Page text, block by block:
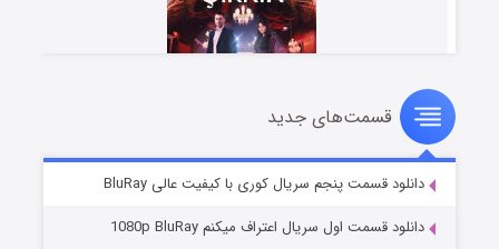
سریال زشت
قسمت۵ (زیرنویس) منتشر شد
قسمت‌های جدید
دانلود قسمت پنجم سریال کوری با کیفیت عالی BluRay
دانلود قسمت اول سریال اعتراف میکنم 1080p BluRay